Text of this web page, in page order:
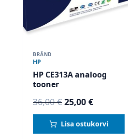
BRÄND
HP
HP CE313A analoog
tooner
36,00€ Algne
hind
oli:
25,00 €Current
price
is:
Lisa ostukorvi